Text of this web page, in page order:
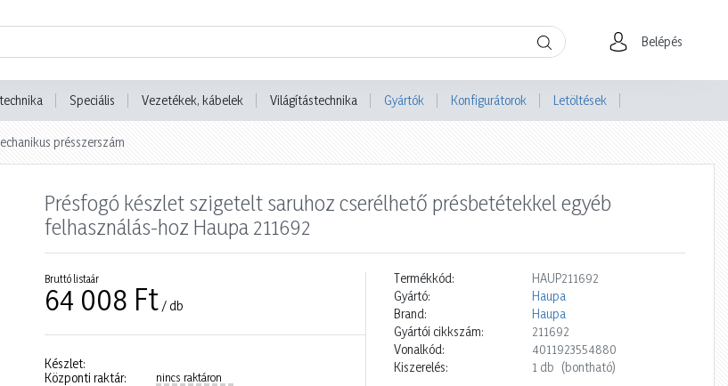
Belépés
Speciális Vezetékek, kábelek Világítástechnika Gyártók Konfigurátorok Letöltések
présszerszám
Présfogó készlet szigetelt saruhoz cserélhető présbetétekkel egyéb
felhasználás-hoz Haupa 211692
Bruttó listaár
64 008 Ft / db
Készlet:
Központi raktár:
nincs raktáron
Termékkód:
HAUP211692
Gyártó:
Haupa
Brand:
Haupa
Gyártói cikkszám:
211692
Vonalkód:
4011923554880
Kiszerelés:
1 db (bontható)